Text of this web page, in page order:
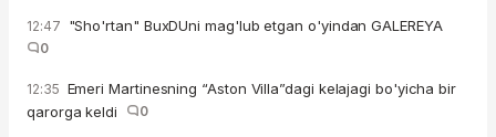
12:47 "Sho'rtan" BuxDUni mag'lub etgan o'yindan GALEREYA
0
12:35 Emeri Martinesning “Aston Villa”dagi kelajagi bo'yicha bir
qarorga keldi
0